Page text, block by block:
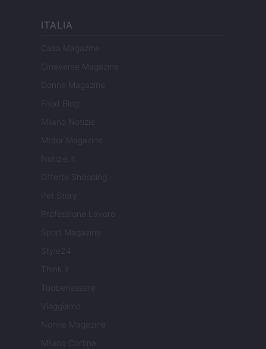
ITALIA
Casa Magazine
Cineverse Magazine
Donne Magazine
Food Blog
Milano Notizie
Motor Magazine
Notizie.it
Offerte Shopping
Pet Story
Professione Lavoro
Sport Magazine
Style24
Think.it
Tuobenessere
Viaggiamo
Nonne Magazine
Milano Cortina